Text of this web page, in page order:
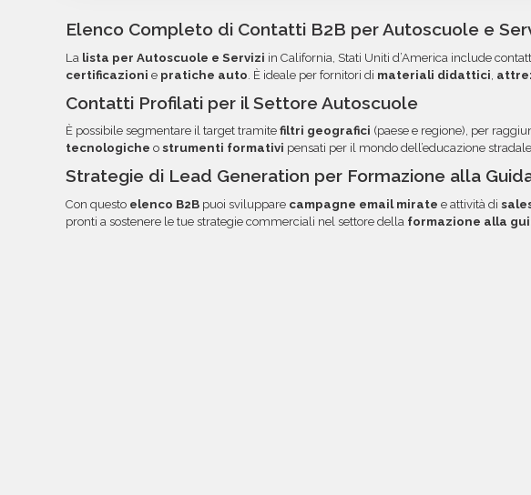
strumenti di invio. Ogni campo è organizzato in colonne per
la lettura, l'ordinamento e l'utilizzo dei dati. Una volta pronti,
documentazione nella tua area riservata, con link diretto via email.
Elenco Completo di Contatti B2B per Autoscuole e
La lista per Autoscuole e Servizi in California, Stati Uniti d’America include
certificazioni e pratiche auto . È ideale per fornitori di materiali didattici
Contatti Profilati per il Settore Autoscuole
È possibile segmentare il target tramite filtri geografici (paese e regione), per
tecnologiche o strumenti formativi pensati per il mondo dell’educazione
Strategie di Lead Generation per Formazione alla
Con questo elenco B2B puoi sviluppare campagne email mirate e attività di
pronti a sostenere le tue strategie commerciali nel settore della formazione alla